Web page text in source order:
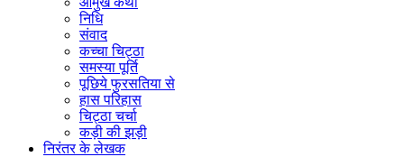
निधि
संवाद
कच्चा चिट्ठा
समस्या पूर्ति
पूछिये फुरसतिया से
हास परिहास
चिट्ठा चर्चा
कड़ी की झड़ी
निरंतर के लेखक